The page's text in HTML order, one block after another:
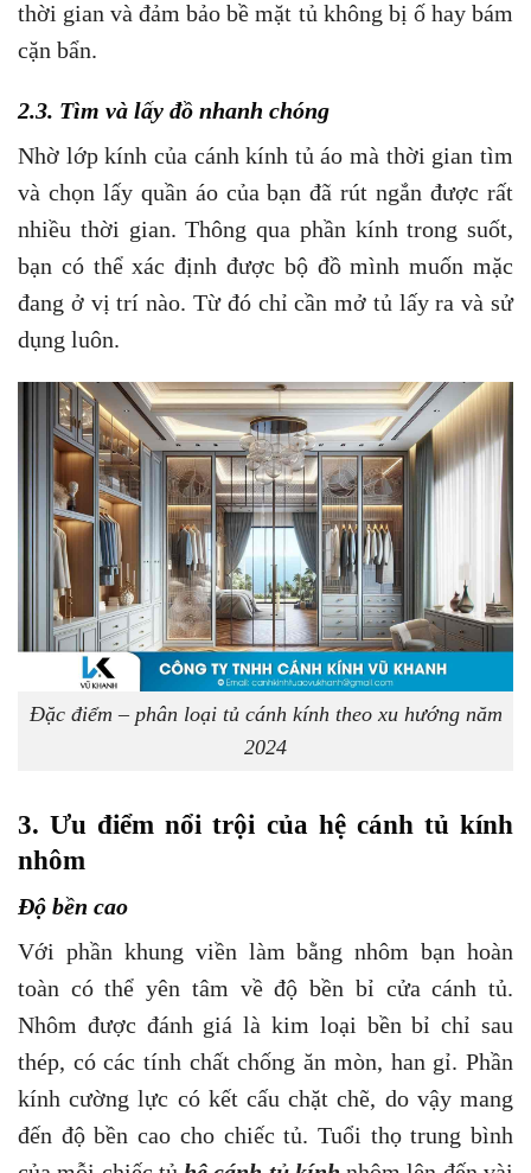
thời gian và đảm bảo bề mặt tủ không bị ố hay bám
cặn bẩn.
2.3. Tìm và lấy đồ nhanh chóng
Nhờ lớp kính của cánh kính tủ áo mà thời gian tìm
và chọn lấy quần áo của bạn đã rút ngắn được rất
nhiều thời gian. Thông qua phần kính trong suốt,
bạn có thể xác định được bộ đồ mình muốn mặc
đang ở vị trí nào. Từ đó chỉ cần mở tủ lấy ra và sử
dụng luôn.
Đặc điểm – phân loại tủ cánh kính theo xu hướng năm
2024
3. Ưu điểm nổi trội của hệ cánh tủ kính
nhôm
Độ bền cao
Với phần khung viền làm bằng nhôm bạn hoàn
toàn có thể yên tâm về độ bền bỉ cửa cánh tủ.
Nhôm được đánh giá là kim loại bền bỉ chỉ sau
thép, có các tính chất chống ăn mòn, han gỉ. Phần
kính cường lực có kết cấu chặt chẽ, do vậy mang
đến độ bền cao cho chiếc tủ. Tuổi thọ trung bình